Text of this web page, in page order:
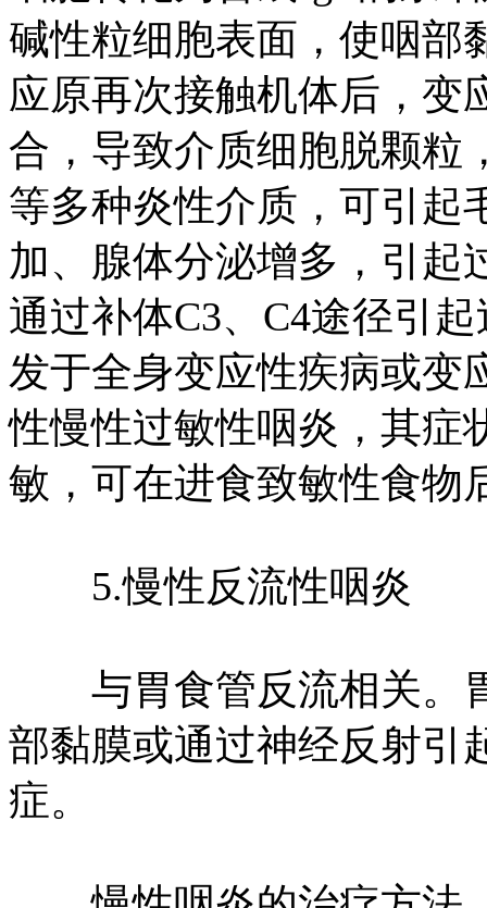
碱性粒细胞表面，使咽部
应原再次接触机体后，变
合，导致介质细胞脱颗粒
等多种炎性介质，可引起
加、腺体分泌增多，引起
通过补体C3、C4途径引
发于全身变应性疾病或变
性慢性过敏性咽炎，其症
敏，可在进食致敏性食物
5.慢性反流性咽炎
与胃食管反流相关。
部黏膜或通过神经反射引
症。